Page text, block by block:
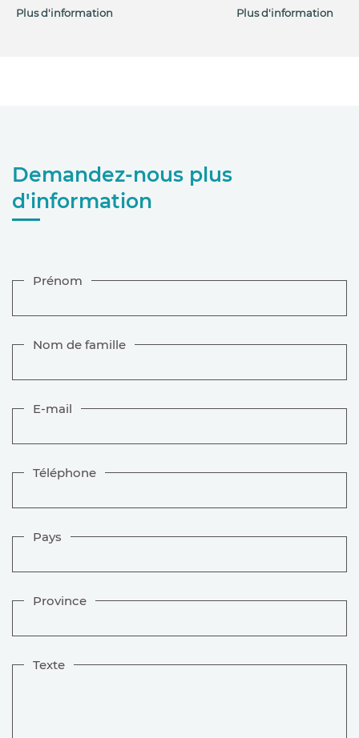
Plus d'information Plus d'information
Demandez-nous plus
d'information
Prénom
Nom de famille
E-mail
Téléphone
Pays
Province
Texte